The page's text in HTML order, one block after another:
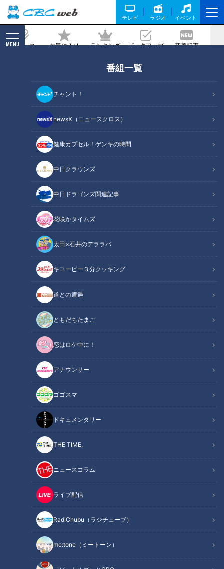
テレビ ラジオ イベント
ニュース お気に入り ランキング ピックアップ 新着記事
MENU
番組一覧
チャント！
newsX（ニュースクロス）
健康カプセル！ゲンキの時間
中日クラウンズ
中日ドラゴンズ関連記事
花咲かタイムズ
太田×石井のデララバ
キユーピー３分クッキング
道との遭遇
ともだちたまご
恋はロケ中に！
アナウンサー
ゴゴスマ
ドキュメンタリー
THE TIME,
ニュースコラム
ライブ配信
RadiChubu（ラジチューブ）
me:tone（ミートーン）
ルーツ 宮崎の新名物に期待！
2020/07/16 16:00
ゴゴスマ
列島生報告！今日はダレなんサー
CBCテレビ『ゴゴスマ』
九州の温暖な気候は様々な特産品や逸品を育てており、多彩
で美味しいフルーツが魅力。
「今日はダレなんサー 列島生報告」は、各局の名物アナウン
サーがご当地の魅力を紹介するコーナーで、今回は宮崎県川南
町から「MRT宮崎放送」の外種子田結アナウンサーが出演し
番組コメンテーターで、元宮崎県知事の東国原英夫さんは「楽
しみです」と期待するが、特技が「タンバリン（練習中）」。
座右の銘が「三日坊主も継続すれば力なり」と書かれた外種子